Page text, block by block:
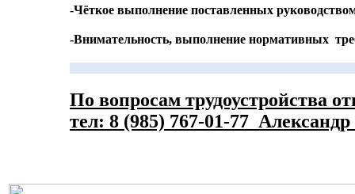
-Чёткое выполнение поставленных
-Внимательность, выполнение нормативных
По вопросам трудоустройства
тел: 8 (985) 767-01-77